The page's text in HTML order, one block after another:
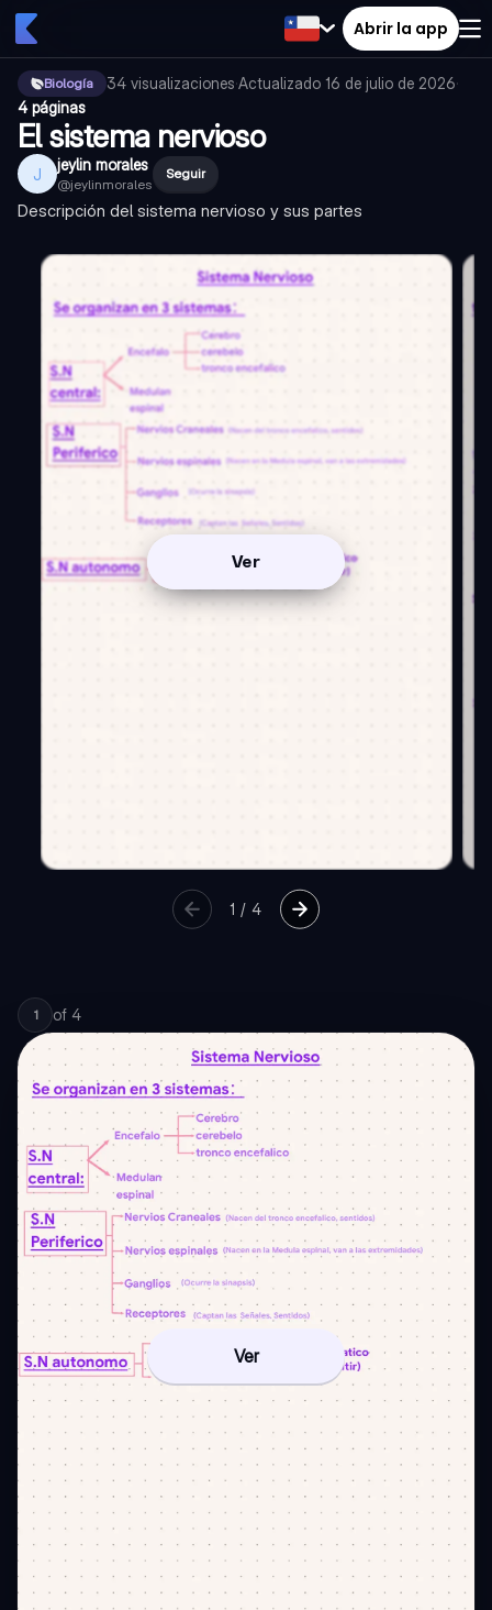
Abrir la app
Biología 34 visualizaciones·Actualizado 16 de julio de 2026·
4 páginas
El sistema nervioso
J jeylin morales
@jeylinmorales
Seguir
Descripción del sistema nervioso y sus partes
Ver
1 /4
1 of 4
Ver